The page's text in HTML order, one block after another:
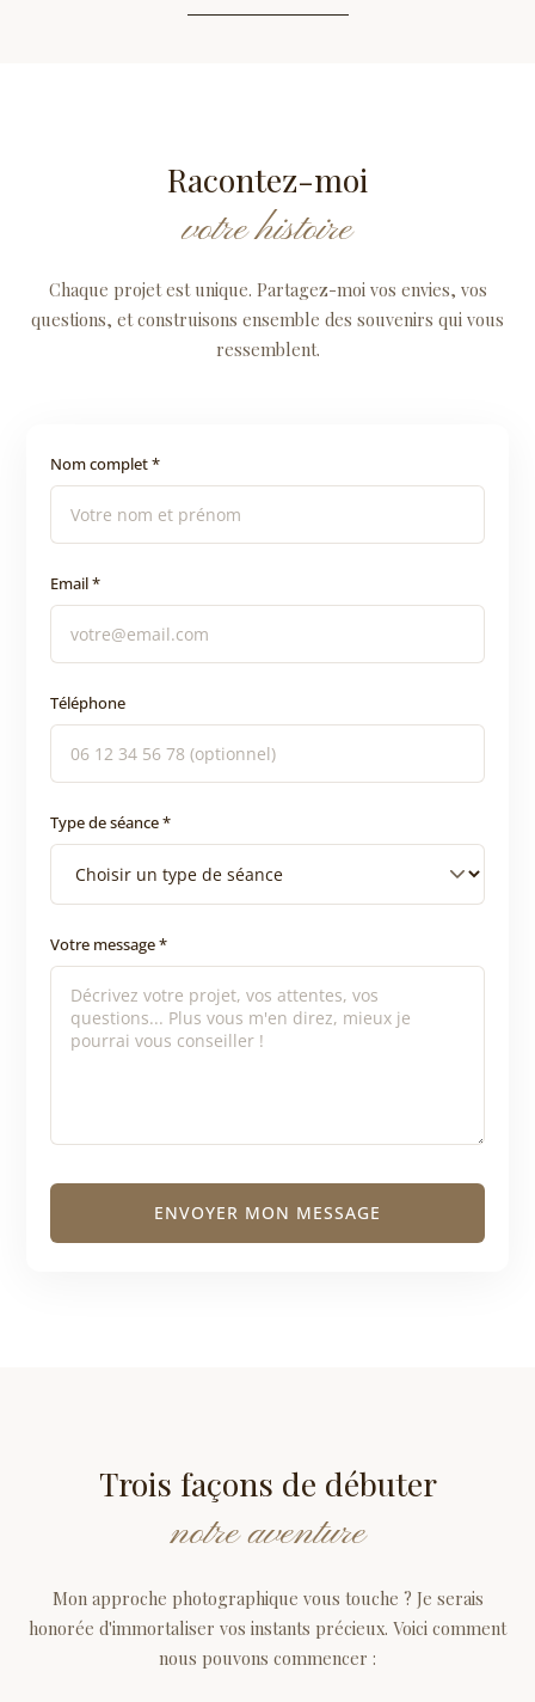
Racontez-moi
votre histoire
Chaque projet est unique. Partagez-moi vos envies, vos
questions, et construisons ensemble des souvenirs qui vous
ressemblent.
Nom complet *
Email *
Téléphone
Type de séance *
Votre message *
ENVOYER MON MESSAGE
Trois façons de débuter
notre aventure
Mon approche photographique vous touche ? Je serais
honorée d'immortaliser vos instants précieux. Voici comment
nous pouvons commencer :